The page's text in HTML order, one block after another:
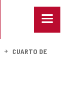
Menu
CUARTO DE